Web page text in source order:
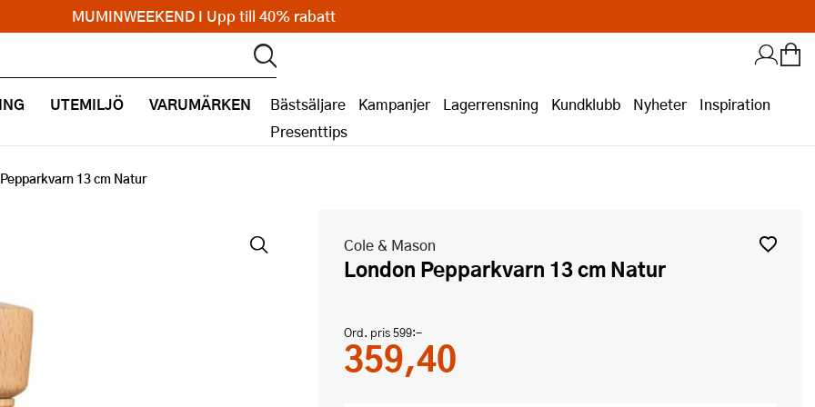
UTEMILJÖ VARUMÄRKEN Bästsäljare Kampanjer Lagerrensning Kundklubb Nyheter
Inspiration
Presenttips
13 cm Natur
Cole & Mason
London Pepparkvarn 13 cm Natur
Ord. pris599:-
359,40
MUMINWEEKEND I Upp till 40% rabatt